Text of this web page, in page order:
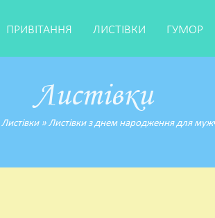
ПРИВІТАННЯ ЛИСТІВКИ ГУМОР
Листівки
Листівки» Листівки з днем народження для